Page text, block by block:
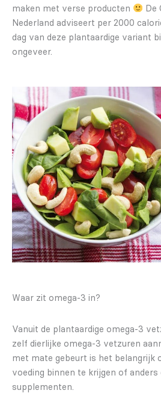
maken met verse producten
De
Nederland adviseert per 2000
dag van deze plantaardige variant
ongeveer.
Waar zit omega-3 in?
Vanuit de plantaardige omega-3
zelf dierlijke omega-3 vetzuren
met mate gebeurt is het belangrijk
voeding binnen te krijgen of
supplementen.